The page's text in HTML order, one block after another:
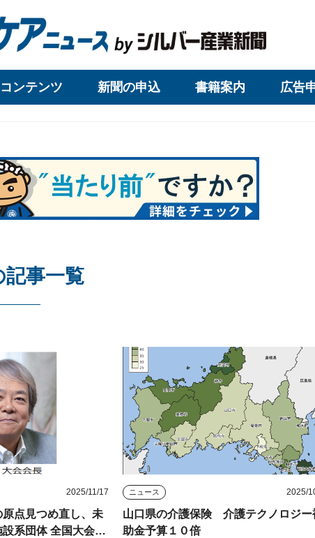
ンテンツ 新聞の申込 書籍案内 広告
記事一覧
2025/11/17
点見つめ直し、未
系団体 全国大会の
ニュース 2025/
山口県の介護保険 介護テクノロジー
助金予算１０倍